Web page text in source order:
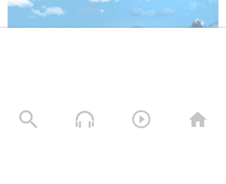
وصايا الخالدين الشهيد – صالح عبدالله صالح جوين (أبو خليل)